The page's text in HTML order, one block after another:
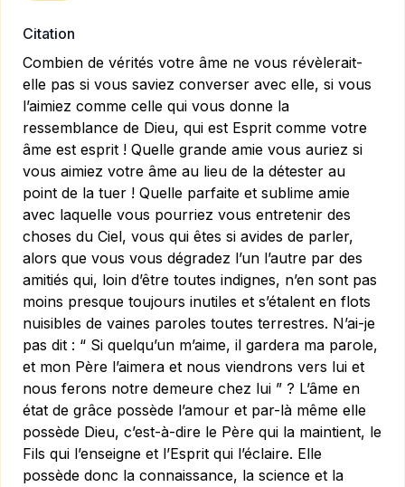
Citation
Combien de vérités votre âme ne vous révèlerait-
elle pas si vous saviez converser avec elle, si vous
l’aimiez comme celle qui vous donne la
ressemblance de Dieu, qui est Esprit comme votre
âme est esprit ! Quelle grande amie vous auriez si
vous aimiez votre âme au lieu de la détester au
point de la tuer ! Quelle parfaite et sublime amie
avec laquelle vous pourriez vous entretenir des
choses du Ciel, vous qui êtes si avides de parler,
alors que vous vous dégradez l’un l’autre par des
amitiés qui, loin d’être toutes indignes, n’en sont pas
moins presque toujours inutiles et s’étalent en flots
nuisibles de vaines paroles toutes terrestres. N’ai-je
pas dit : “ Si quelqu’un m’aime, il gardera ma parole,
et mon Père l’aimera et nous viendrons vers lui et
nous ferons notre demeure chez lui ” ? L’âme en
état de grâce possède l’amour et par-là même elle
possède Dieu, c’est-à-dire le Père qui la maintient, le
Fils qui l’enseigne et l’Esprit qui l’éclaire. Elle
possède donc la connaissance, la science et la